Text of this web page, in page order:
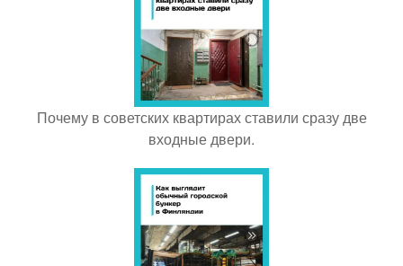
Почему в советских квартирах ставили сразу две
входные двери.